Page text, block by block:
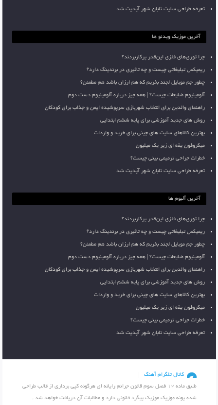
تعرفه طراحی سایت تابان شهر آپدیت شد
آخرین موزیک ویدئو ها
چرا توری‌های فلزی این‌قدر پرکاربردند؟
ریمیکس تبلیغاتی چیست و چه تاثیری در برندینگ دارد؟
چطور جم موبایل لجند بخریم که هم ارزان باشد هم مطمئن؟
آلومینیوم ضایعات چیست؟ | همه چیز درباره آلومینیوم دست دوم
راهنمای والدین برای انتخاب شهربازی سرپوشیده ایمن و جذاب برای کودکان
روش های جدید آموزشی برای پایه ششم ابتدایی
بهترین کالاهای سایت های چینی برای خرید و واردات
میکروفون یقه ای زیر یک میلیون
خطرات جراحی ترمیمی بینی چیست؟
تعرفه طراحی سایت تابان شهر آپدیت شد
آخرین آلبوم ها
چرا توری‌های فلزی این‌قدر پرکاربردند؟
ریمیکس تبلیغاتی چیست و چه تاثیری در برندینگ دارد؟
چطور جم موبایل لجند بخریم که هم ارزان باشد هم مطمئن؟
آلومینیوم ضایعات چیست؟ | همه چیز درباره آلومینیوم دست دوم
راهنمای والدین برای انتخاب شهربازی سرپوشیده ایمن و جذاب برای کودکان
روش های جدید آموزشی برای پایه ششم ابتدایی
بهترین کالاهای سایت های چینی برای خرید و واردات
میکروفون یقه ای زیر یک میلیون
خطرات جراحی ترمیمی بینی چیست؟
تعرفه طراحی سایت تابان شهر آپدیت شد
کانال تلگرام آهنگ
طـبق ماده 12 فصل سوم قانون جرائم رایانه ای هرگونه کپی برداری از قالب طراحی
شده پونه موزیک موزیک پیگرد قانونی دارد و مطالبات آن دریافت خواهد شد .